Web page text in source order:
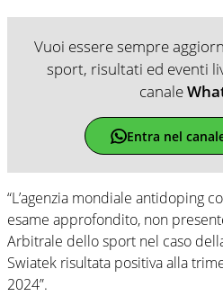
Vuoi essere sempre
sport, risultati ed eventi
canale
Entra nel
“L’agenzia mondiale antidoping
esame approfondito, non
Arbitrale dello sport nel caso
Swiatek risultata positiva alla
2024”.